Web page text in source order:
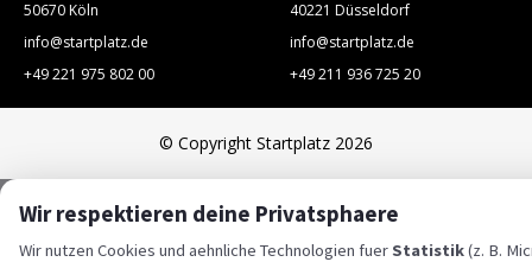
50670 Köln
info@startplatz.de
+49 221 975 802 00
40221 Düsseldorf
info@startplatz.de
+49 211 936 725 20
© Copyright Startplatz 2026
Wir respektieren deine Privatsphaere
Wir nutzen Cookies und aehnliche Technologien fuerStatistik(z. B.